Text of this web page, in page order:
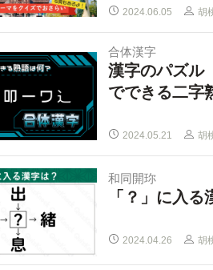
2024.06.05 胡
合体漢字
漢字のパズル
でできる二字
2024.05.21 胡
和同開珎
「？」に入
2024.04.26 胡